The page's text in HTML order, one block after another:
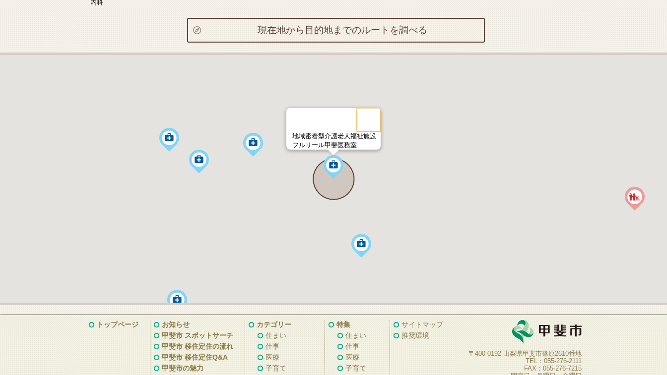
内科
現在地から目的地までのルートを調べる
地域密着型介護老人福祉施設
フルリール甲斐医務室
トップページ
お知らせ
甲斐市 スポットサーチ
甲斐市 移住定住の流れ
甲斐市 移住定住Q&A
甲斐市の魅力
カテゴリー
住まい
仕事
医療
子育て
特集
住まい
仕事
医療
子育て
サイトマップ
推奨環境
〒400-0192 山梨県甲斐市篠原2610番地
TEL：055-276-2111
FAX：055-276-7215